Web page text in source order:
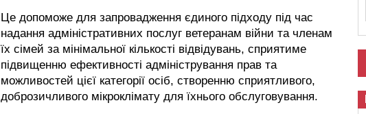
Це допоможе для запровадження єдиного підходу під час
надання адміністративних послуг ветеранам війни та членам
їх сімей за мінімальної кількості відвідувань, сприятиме
підвищенню ефективності адміністрування прав та
можливостей цієї категорії осіб, створенню сприятливого,
доброзичливого мікроклімату для їхнього обслуговування.